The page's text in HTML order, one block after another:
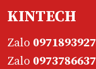
KINTECH
Zalo 0971893927
Zalo 0973786637